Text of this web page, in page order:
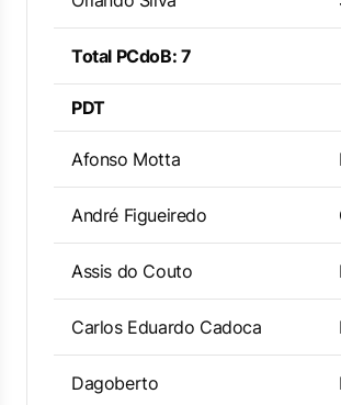
Total PCdoB: 7
PDT
Afonso Motta
André Figueiredo
Assis do Couto
Carlos Eduardo Cadoca
Dagoberto